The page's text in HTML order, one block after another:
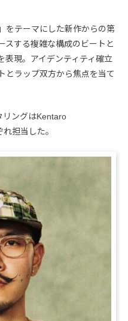
をテーマにした新作からの第
スする複雑な構成のビートと
表現。アイデンティティ確立
とラップ双方から焦点を当て
リングはKentaro
担当した。